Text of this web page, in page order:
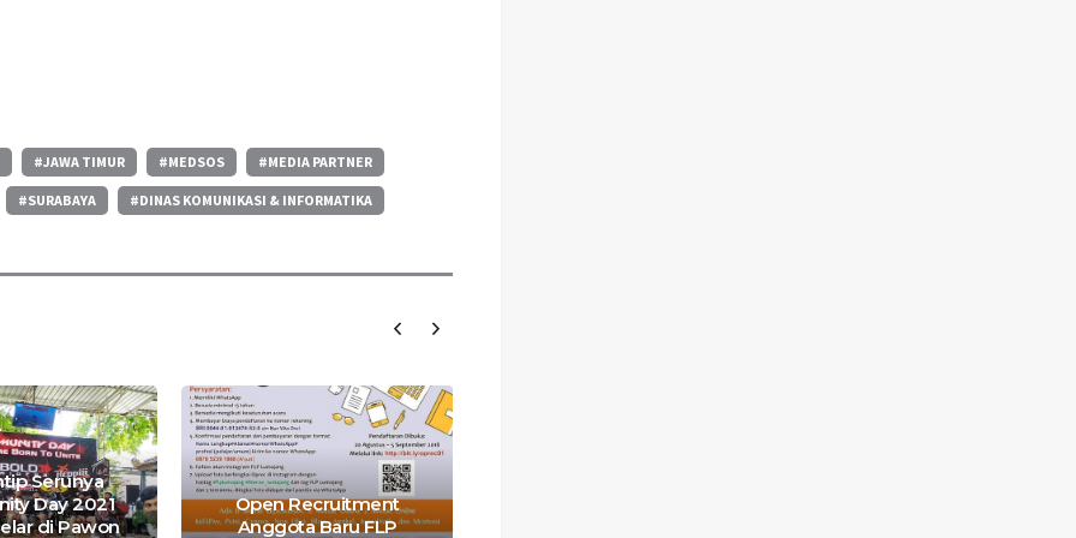
#JAWA TIMUR #MEDSOS #MEDIA PARTNER
#SURABAYA #DINAS KOMUNIKASI & INFORMATIKA
Serunya
Day 2021
di Pawon
Open Recruitment
Anggota Baru FLP